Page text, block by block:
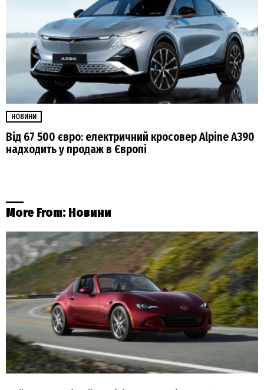
НОВИНИ
Від 67 500 євро: електричний кросовер Alpine A390
надходить у продаж в Європі
More From: Новини